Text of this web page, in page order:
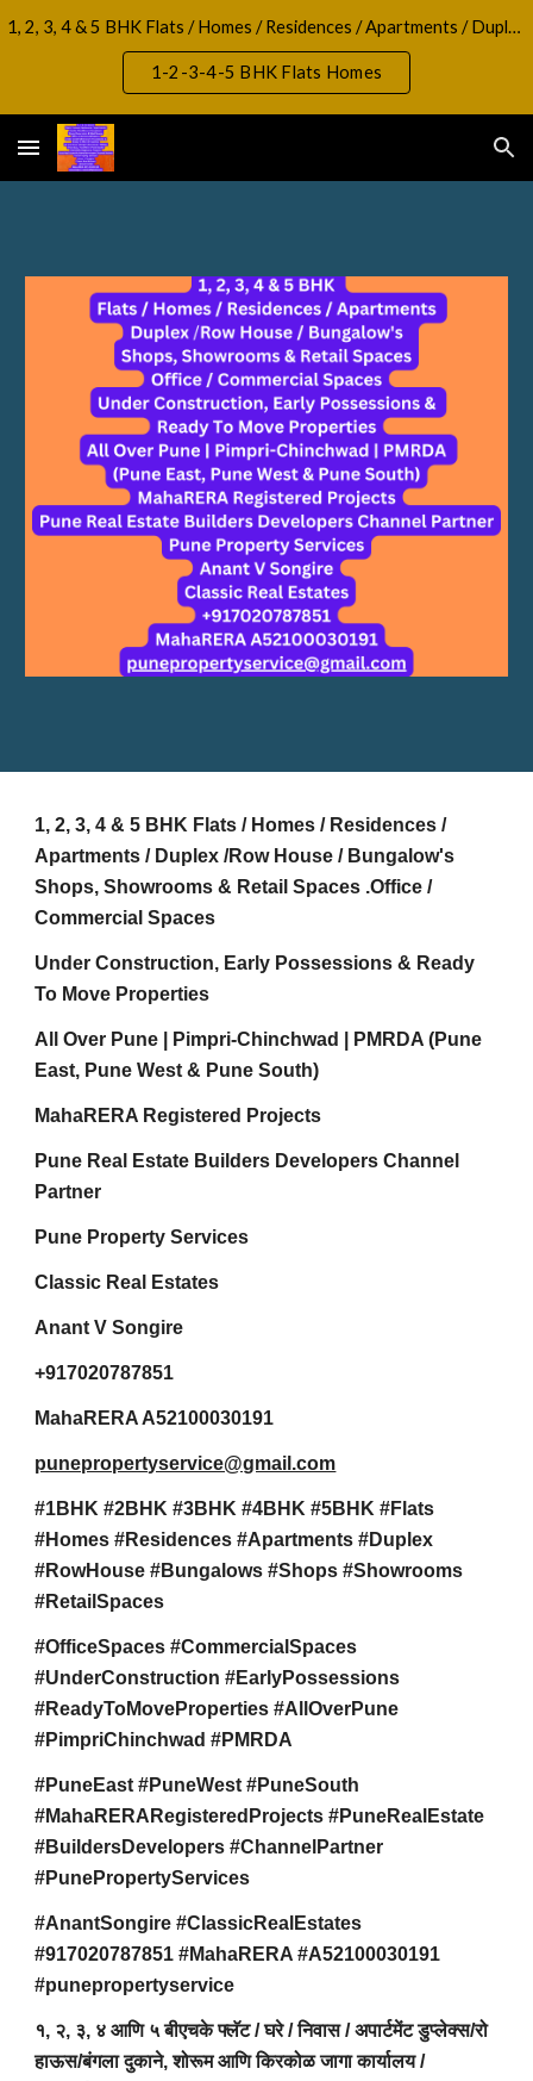
Skip to navigation
1, 2, 3, 4 & 5 BHK Flats / Homes / Residences / Apartments / Duplex / RowHouse / Bungalow, Shops, Showrooms & Retail Spaces Office / Commercial Spaces
1-2-3-4-5 BHK Flats Homes
1, 2, 3, 4 & 5 BHK Flats / Homes / Residences /
Apartments / Duplex /Row House / Bungalow's
Shops, Showrooms & Retail Spaces .Office /
Commercial Spaces
Under Construction, Early Possessions & Ready
To Move Properties
All Over Pune | Pimpri-Chinchwad | PMRDA (Pune
East, Pune West & Pune South)
MahaRERA Registered Projects
Pune Real Estate Builders Developers Channel
Partner
Pune Property Services
Classic Real Estates
Anant V Songire
+917020787851
MahaRERA A52100030191
punepropertyservice@gmail.com
#1BHK #2BHK #3BHK #4BHK #5BHK #Flats
#Homes #Residences #Apartments #Duplex
#RowHouse #Bungalows #Shops #Showrooms
#RetailSpaces
#OfficeSpaces #CommercialSpaces
#UnderConstruction #EarlyPossessions
#ReadyToMoveProperties #AllOverPune
#PimpriChinchwad #PMRDA
#PuneEast #PuneWest #PuneSouth
#MahaRERARegisteredProjects #PuneRealEstate
#BuildersDevelopers #ChannelPartner
#PunePropertyServices
#AnantSongire #ClassicRealEstates
#917020787851 #MahaRERA #A52100030191
#punepropertyservice
१, २, ३, ४ आणि ५ बीएचके फ्लॅट / घरे / निवास / अपार्टमेंट डुप्लेक्स/रो
हाऊस/बंगला दुकाने, शोरूम आणि किरकोळ जागा कार्यालय /